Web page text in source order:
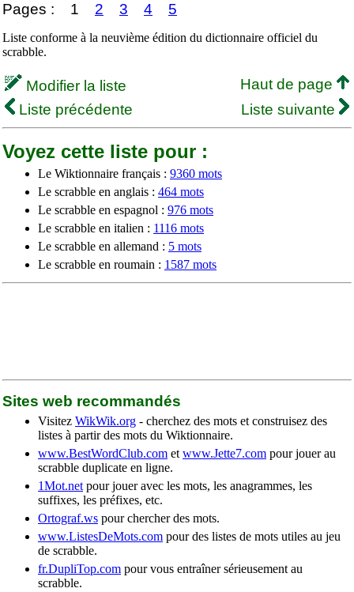
Pages : 1 2 3 4 5
Liste conforme à la neuvième édition du dictionnaire officiel du
scrabble.
Modifier la liste
Haut de page
Liste précédente
Liste suivante
Voyez cette liste pour :
Le Wiktionnaire français : 9360 mots
Le scrabble en anglais : 464 mots
Le scrabble en espagnol : 976 mots
Le scrabble en italien : 1116 mots
Le scrabble en allemand : 5 mots
Le scrabble en roumain : 1587 mots
Sites web recommandés
Visitez WikWik.org - cherchez des mots et construisez des
listes à partir des mots du Wiktionnaire.
www.BestWordClub.com et www.Jette7.com pour jouer au
scrabble duplicate en ligne.
1Mot.net pour jouer avec les mots, les anagrammes, les
suffixes, les préfixes, etc.
Ortograf.ws pour chercher des mots.
www.ListesDeMots.com pour des listes de mots utiles au jeu
de scrabble.
fr.DupliTop.com pour vous entraîner sérieusement au
scrabble.